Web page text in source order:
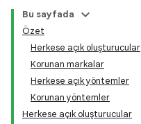
Bu sayfada
Özet
Herkese açık oluşturucular
Korunan markalar
Herkese açık yöntemler
Korunan yöntemler
Herkese açık oluşturucular